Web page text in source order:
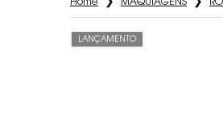
Home MAQUIAGENS
LANÇAMENTO